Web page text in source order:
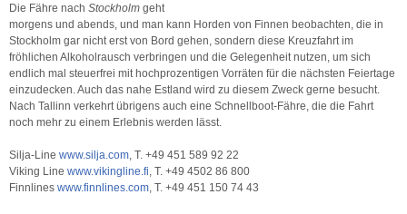
Die Fähre nach Stockholm geht
morgens und abends, und man kann Horden von Finnen beobachten, die in
Stockholm gar nicht erst von Bord gehen, sondern diese Kreuzfahrt im
fröhlichen Alkoholrausch verbringen und die Gelegenheit nutzen, um sich
endlich mal steuerfrei mit hochprozentigen Vorräten für die nächsten Feiertage
einzudecken. Auch das nahe Estland wird zu diesem Zweck gerne besucht.
Nach Tallinn verkehrt übrigens auch eine Schnellboot-Fähre, die die Fahrt
noch mehr zu einem Erlebnis werden lässt.
Silja-Line www.silja.com , T. +49 451 589 92 22
Viking Line www.vikingline.fi , T. +49 4502 86 800
Finnlines www.finnlines.com , T. +49 451 150 74 43